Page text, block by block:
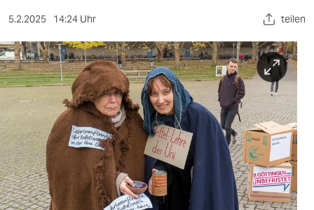
sport
berlin
nord
wahrheit
verlag
verlag
veranstaltungen
5.2.2025 14:24 Uhr teilen